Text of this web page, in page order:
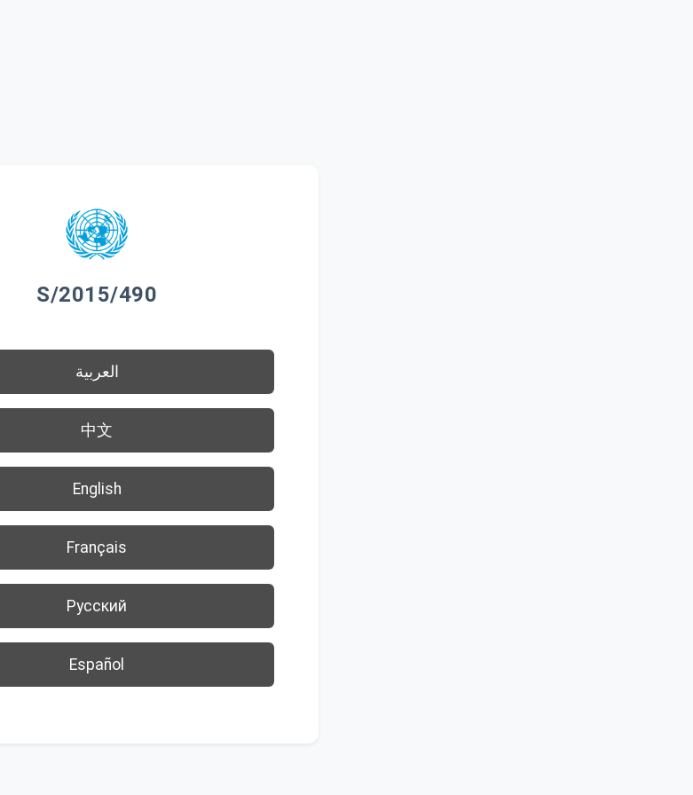
S/2015/490
العربية
中文
English
Français
Русский
Español